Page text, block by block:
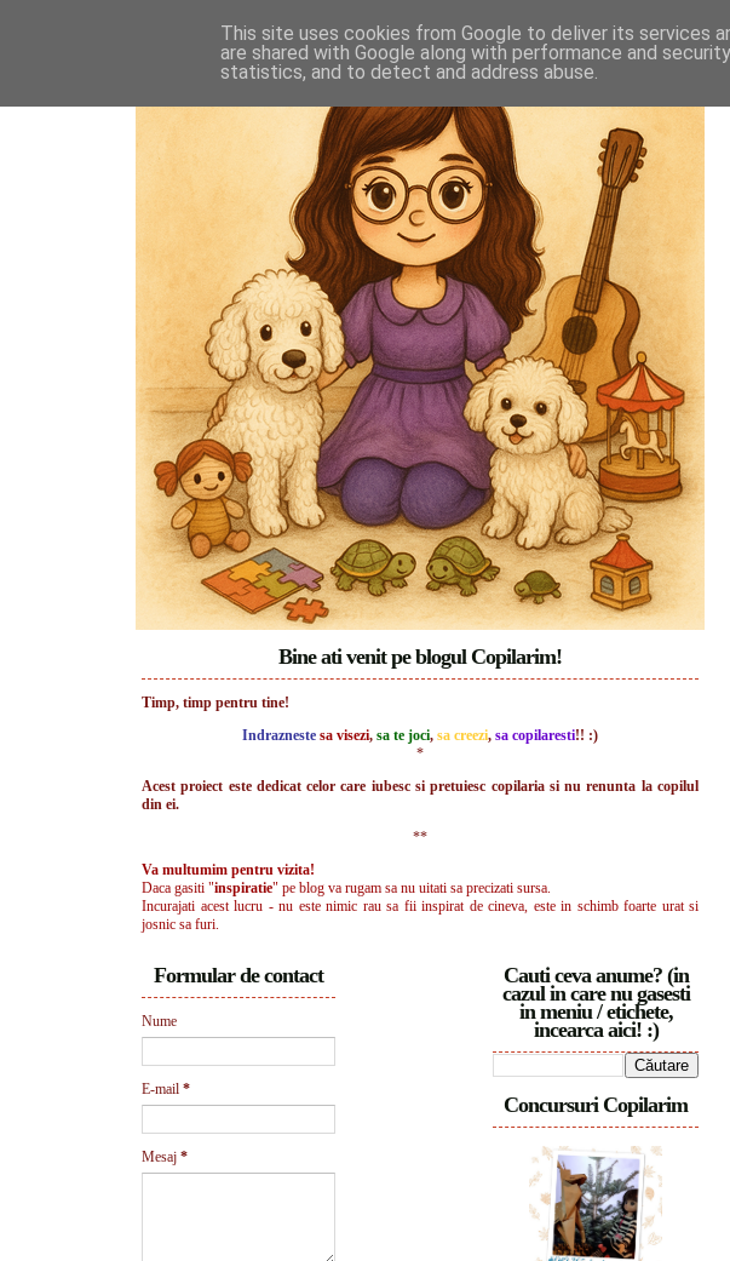
Bine ati venit pe blogul Copilarim!
Timp, timp pentru tine!
Indrazneste sa visezi, sa te joci, sa creezi, sa copilaresti!! :)
*
Acest proiect este dedicat celor care iubesc si pretuiesc copilaria si nu renunta la copilul
din ei.
**
Va multumim pentru vizita!
Daca gasiti "inspiratie" pe blog va rugam sa nu uitati sa precizati sursa.
Incurajati acest lucru - nu este nimic rau sa fii inspirat de cineva, este in schimb foarte urat si
josnic sa furi.
Cauti ceva anume? (in
cazul in care nu gasesti
in meniu / etichete,
incearca aici! :)
Concursuri Copilarim
Formular de contact
Nume
E-mail *
Mesaj *
This site uses cookies from Google to deliver its services
are shared with Google along with performance and
statistics, and to detect and address abuse.